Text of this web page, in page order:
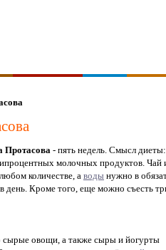
Протасова - пять недель. Смысл диеты:
молочных продуктов. Чай
количестве, а воды нужно в
день. Кроме того, еще можно съесть
сырые овощи, а также сыры и йогурты